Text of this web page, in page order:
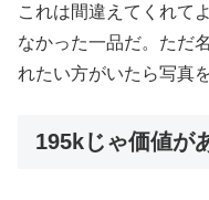
これは間違えてくれて
なかった一品だ。ただ
れたい方がいたら写真
195kじゃ価値が